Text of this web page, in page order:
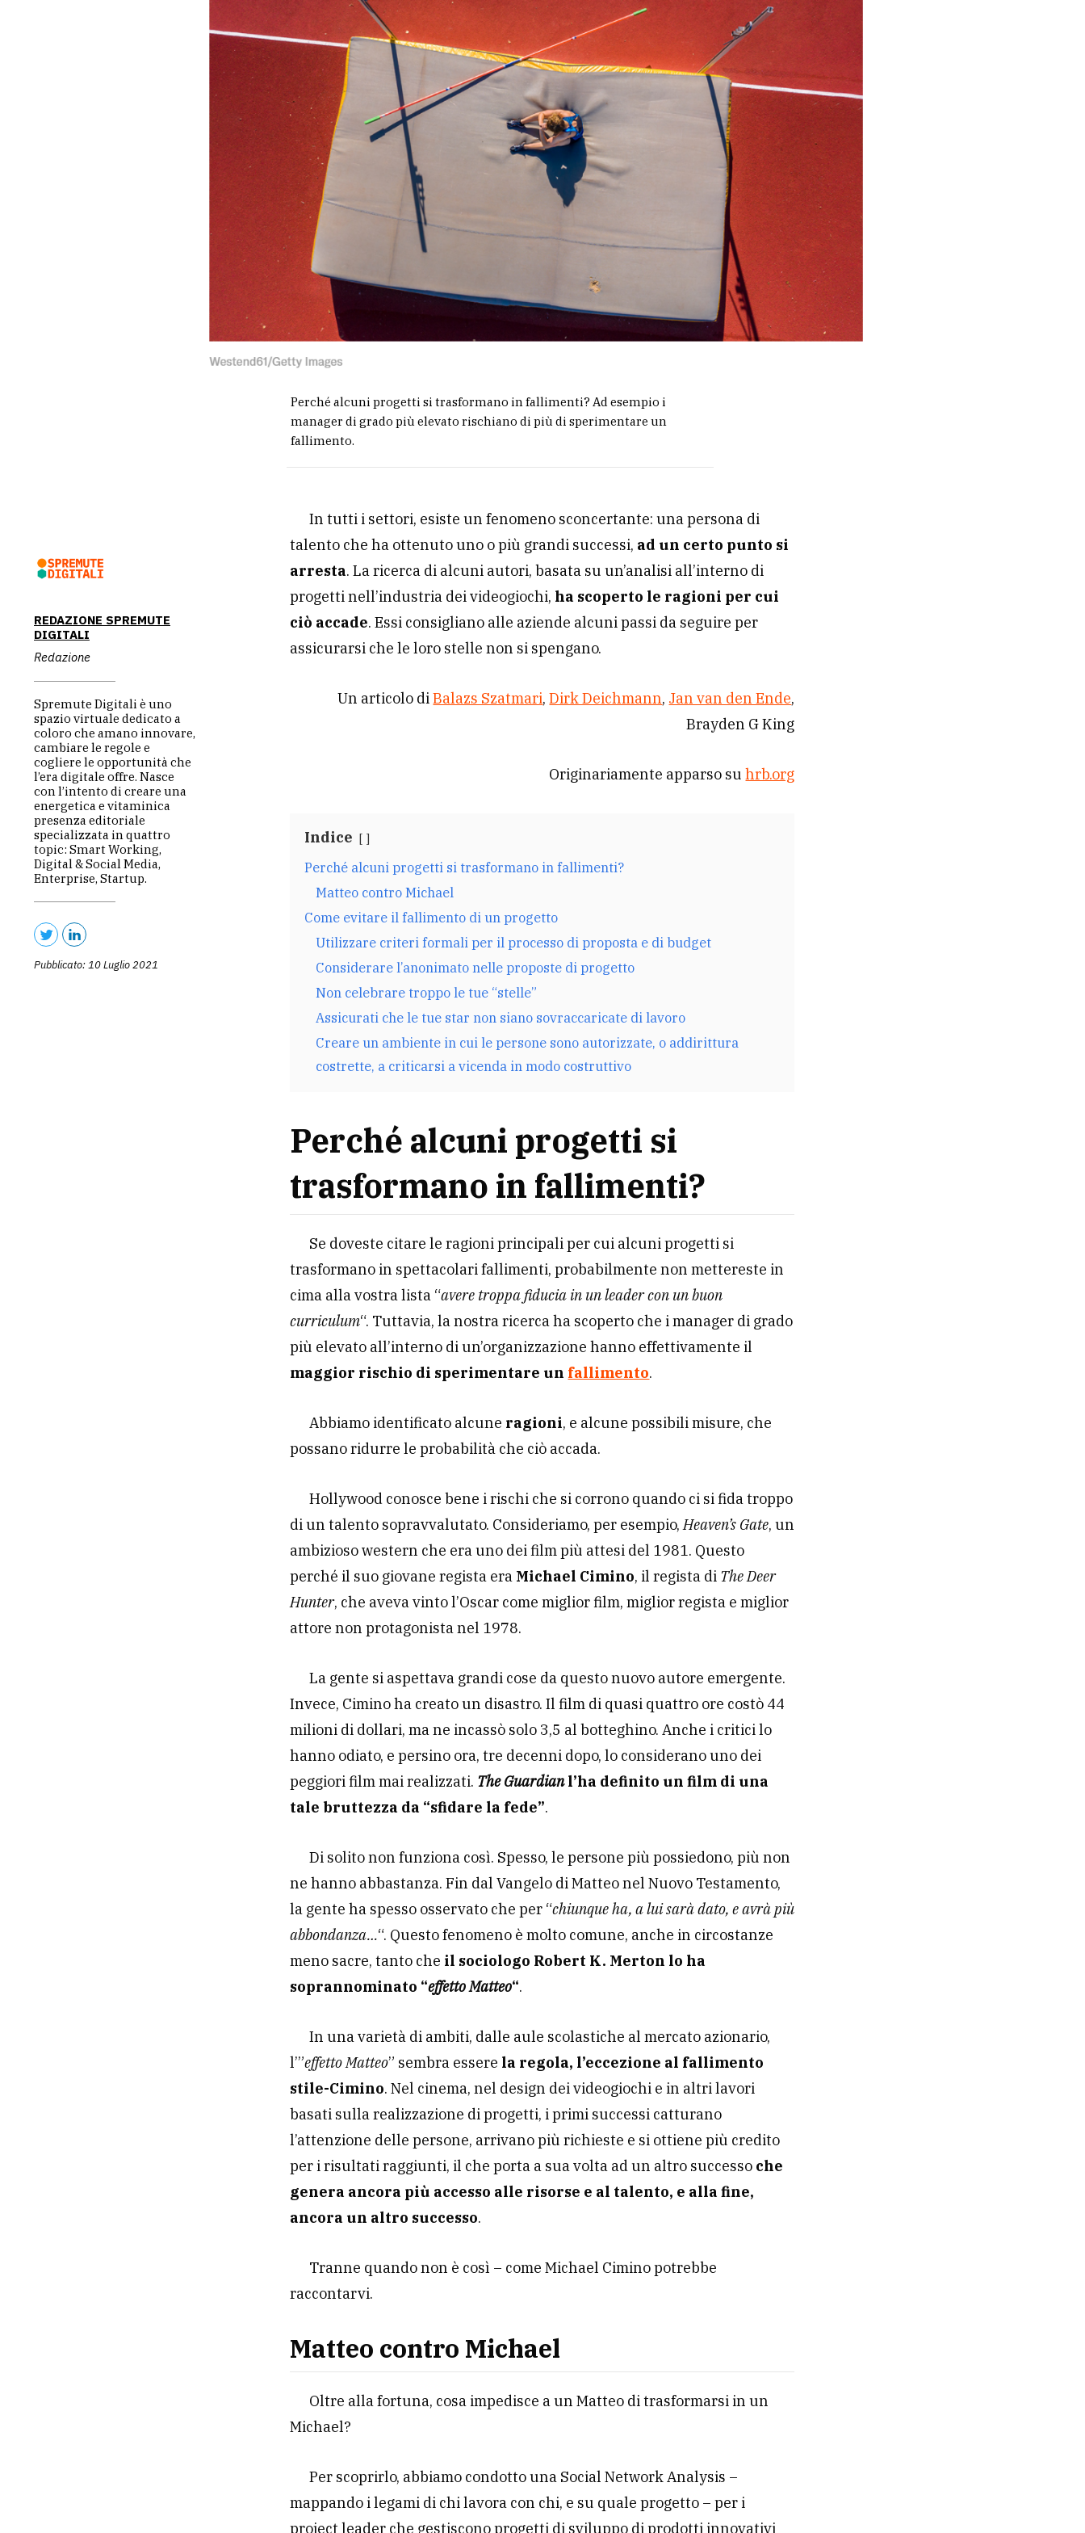
Perché alcuni progetti si trasformano in fallimenti? Ad esempio i
manager di grado più elevato rischiano di più di sperimentare un
fallimento.
REDAZIONE SPREMUTE
DIGITALI
Redazione
Spremute Digitali è uno
spazio virtuale dedicato a
coloro che amano innovare,
cambiare le regole e
cogliere le opportunità che
l’era digitale offre. Nasce
con l’intento di creare una
energetica e vitaminica
presenza editoriale
specializzata in quattro
topic: Smart Working,
Digital & Social Media,
Enterprise, Startup.
Pubblicato: 10 Luglio 2021
In tutti i settori, esiste un fenomeno sconcertante: una persona di
talento che ha ottenuto uno o più grandi successi, ad un certo punto si
arresta. La ricerca di alcuni autori, basata su un’analisi all’interno di
progetti nell’industria dei videogiochi, ha scoperto le ragioni per cui
ciò accade. Essi consigliano alle aziende alcuni passi da seguire per
assicurarsi che le loro stelle non si spengano.
Un articolo diBalazs Szatmari,Dirk Deichmann, Jan van den Ende,
Brayden G King
Originariamente apparso suhrb.org
Indice
Perché alcuni progetti si trasformano in fallimenti?
Matteo contro Michael
Come evitare il fallimento di un progetto
Utilizzare criteri formali per il processo di proposta e di budget
Considerare l’anonimato nelle proposte di progetto
Non celebrare troppo le tue “stelle”
Assicurati che le tue star non siano sovraccaricate di lavoro
Creare un ambiente in cui le persone sono autorizzate, o addirittura
costrette, a criticarsi a vicenda in modo costruttivo
Perché alcuni progetti si
trasformano in fallimenti?
Se doveste citare le ragioni principali per cui alcuni progetti si
trasformano in spettacolari fallimenti, probabilmente non mettereste in
cima alla vostra lista “avere troppa fiducia in un leader con un buon
curriculum“. Tuttavia, la nostra ricerca ha scoperto che i manager di grado
più elevato all’interno di un’organizzazione hanno effettivamente il
maggior rischio di sperimentare un fallimento.
Abbiamo identificato alcune ragioni, e alcune possibili misure, che
possano ridurre le probabilità che ciò accada.
Hollywood conosce bene i rischi che si corrono quando ci si fida troppo
di un talento sopravvalutato. Consideriamo, per esempio,Heaven’s Gate, un
ambizioso western che era uno dei film più attesi del 1981. Questo
perché il suo giovane regista era Michael Cimino, il regista di The Deer
Hunter, che aveva vinto l’Oscar come miglior film, miglior regista e miglior
attore non protagonista nel 1978.
La gente si aspettava grandi cose da questo nuovo autore emergente.
Invece, Cimino ha creato un disastro. Il film di quasi quattro ore costò 44
milioni di dollari, ma ne incassò solo 3,5 al botteghino. Anche i critici lo
hanno odiato, e persino ora, tre decenni dopo, lo considerano uno dei
peggiori film mai realizzati. The Guardianl’ha definito un film di una
tale bruttezza da “sfidare la fede”.
Di solito non funziona così. Spesso, le persone più possiedono, più non
ne hanno abbastanza. Fin dal Vangelo di Matteo nel Nuovo Testamento,
la gente ha spesso osservato che per “chiunque ha, a lui sarà dato, e avrà più
abbondanza…“. Questo fenomeno è molto comune, anche in circostanze
meno sacre, tanto che il sociologo Robert K. Merton lo ha
soprannominato “effetto Matteo“.
In una varietà di ambiti, dalle aule scolastiche al mercato azionario,
l’”effetto Matteo” sembra essere la regola, l’eccezione al fallimento
stile-Cimino. Nel cinema, nel design dei videogiochi e in altri lavori
basati sulla realizzazione di progetti, i primi successi catturano
l’attenzione delle persone, arrivano più richieste e si ottiene più credito
per i risultati raggiunti, il che porta a sua volta ad un altro successo che
genera ancora più accesso alle risorse e al talento, e alla fine,
ancora un altro successo.
Tranne quando non è così – come Michael Cimino potrebbe
raccontarvi.
Matteo contro Michael
Oltre alla fortuna, cosa impedisce a un Matteo di trasformarsi in un
Michael?
Per scoprirlo, abbiamo condotto una Social Network Analysis –
mappando i legami di chi lavora con chi, e su quale progetto – per i
project leader che gestiscono progetti di sviluppo di prodotti innovativi